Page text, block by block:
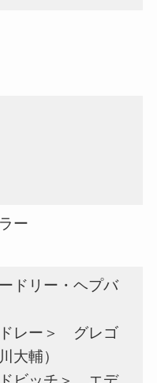
ー
ドリー・ヘプバ
ドレー＞ グレゴ
大輔）